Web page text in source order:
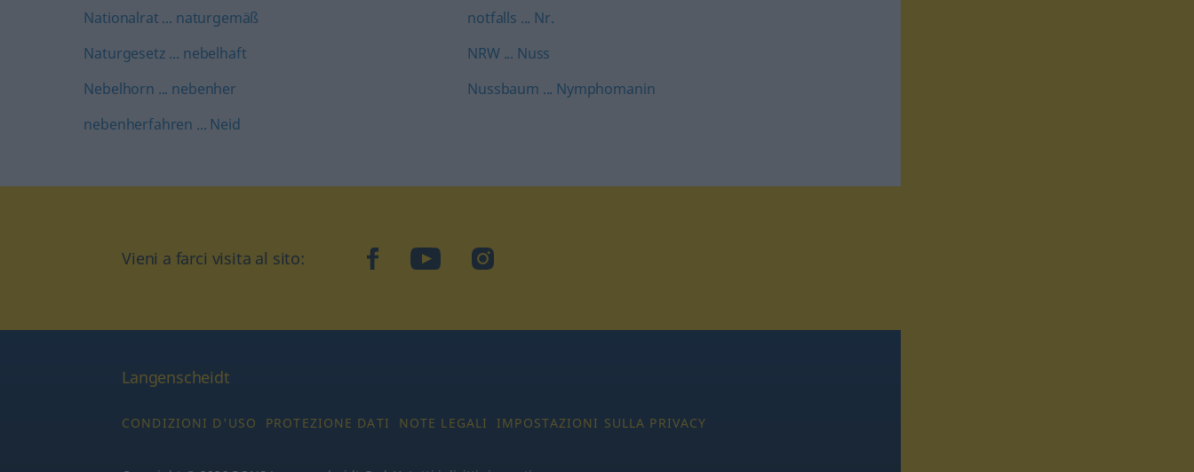
Nationalrat ... naturgemäß
Naturgesetz ... nebelhaft
Nebelhorn ... nebenher
nebenherfahren ... Neid
notfalls ... Nr.
NRW ... Nuss
Nussbaum ... Nymphomanin
Vieni a farci visita al sito: facebookYouTubeInstagram
Langenscheidt
CONDIZIONI D'USO PROTEZIONE DATI NOTE LEGALI IMPOSTAZIONI SULLA PRIVACY